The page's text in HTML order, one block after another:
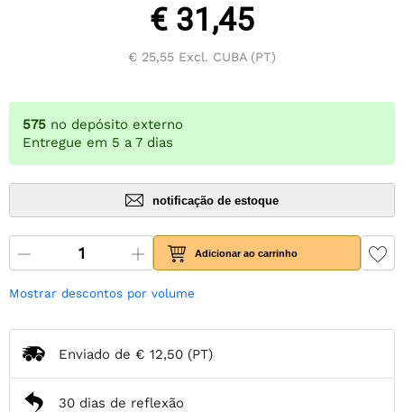
€ 31,45
€ 25,55 Excl. CUBA (PT)
575 no depósito externo
Entregue em 5 a 7 dias
notificação de estoque
Adicionar ao carrinho
Mostrar descontos por volume
Enviado de € 12,50 (PT)
30 dias de reflexão